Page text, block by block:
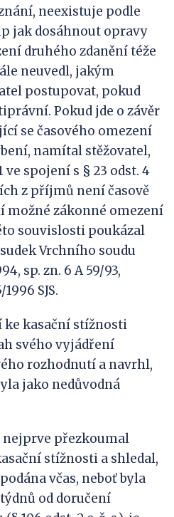
neexistuje podle
jak dosáhnout opravy
druhého zdanění téže
neuvedl, jakým
postupovat, pokud
Pokud jde o závěr
se časového omezení
namítal stěžovatel,
ve spojení s § 23 odst. 4
z příjmů není časově
možné zákonné omezení
souvislosti poukázal
Vrchního soudu
sp. zn. 6 A 59/93,
SJS.
ke kasační stížnosti
svého vyjádření
rozhodnutí a navrhl,
jako nedůvodná
nejprve přezkoumal
stížnosti a shledal,
včas, neboť byla
od doručení